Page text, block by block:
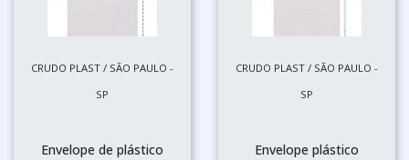
CRUDO PLAST / SÃO PAULO -
SP
Envelope de plástico
CRUDO PLAST / SÃO PAULO -
SP
Envelope plástico